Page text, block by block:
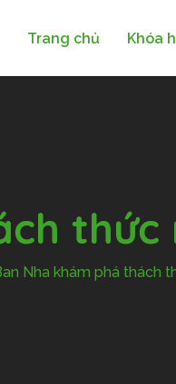
Trang chủ Khóa
thức
Nha khám phá thách